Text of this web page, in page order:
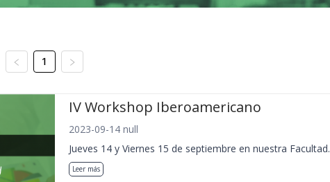
1
IV Workshop Iberoamericano
2023-09-14 null
Jueves 14 y Viernes 15 de septiembre en nuestra Facultad.
Leer más